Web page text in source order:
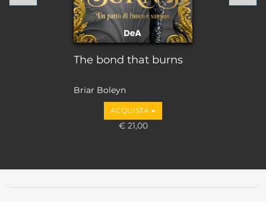
The bond that burns
Briar Boleyn
ACQUISTA
€ 21,00